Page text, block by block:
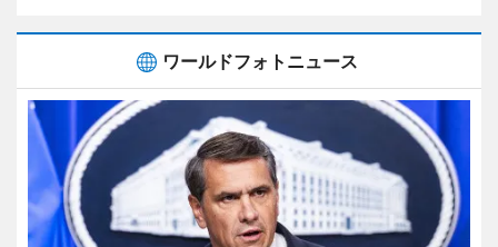
ワールドフォトニュース